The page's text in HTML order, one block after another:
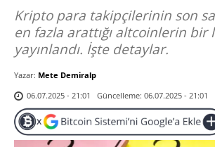
Kripto para takipçilerinin son
en fazla arattığı altcoinlerin bir
yayınlandı. İşte detaylar.
Yazar: Mete Demiralp
06.07.2025 - 21:01
Güncelleme: 06.07.2025 - 21:01